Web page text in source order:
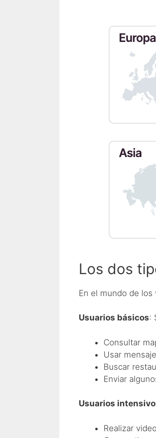
Los dos
En el mundo de
Usuarios básicos:
Consultar
Usar
Buscar
Enviar
Usuarios
Realizar